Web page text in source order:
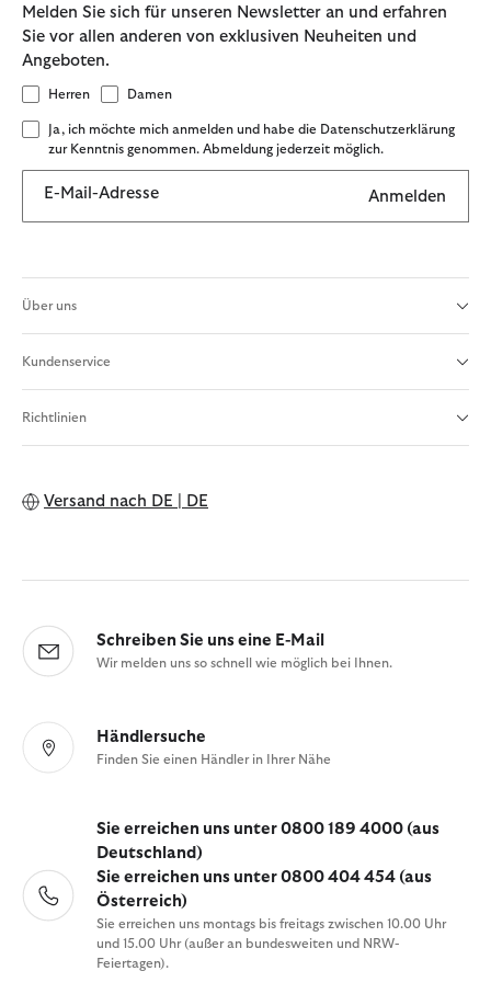
Melden Sie sich für unseren Newsletter an und erfahren
Sie vor allen anderen von exklusiven Neuheiten und
Angeboten.
Herren Damen
Ja, ich möchte mich anmelden und habe die Datenschutzerklärung
zur Kenntnis genommen. Abmeldung jederzeit möglich.
E-Mail-Adresse Anmelden
Über uns
Kundenservice
Richtlinien
Versand nach DE | DE
Schreiben Sie uns eine E-Mail
Wir melden uns so schnell wie möglich bei Ihnen.
Händlersuche
Finden Sie einen Händler in Ihrer Nähe
Sie erreichen uns unter 0800 189 4000 (aus
Deutschland)
Sie erreichen uns unter 0800 404 454 (aus
Österreich)
Sie erreichen uns montags bis freitags zwischen 10.00 Uhr
und 15.00 Uhr (außer an bundesweiten und NRW-
Feiertagen).